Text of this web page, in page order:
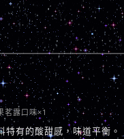
茗露口味×1
有的酸甜感，味道平衡。